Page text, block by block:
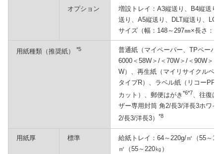
オプション
増設トレイ：A3縦送り、B4縦送り
送り、A5縦送り、DLT縦送り、LG
サイズ（幅：148～297㎜×長さ：
用紙種類（推奨紙） *5
普通紙（マイペーパー、TPペーパ
6000＜58W＞/＜70W＞/＜90W＞
W）、再生紙（マイリサイクルペ
タイプR）、ラベル紙（リコー
カット）、郵便はがき *6*7、往復は
ザー専用封筒 角2/長3/洋長3ホワイ
2/長3/洋長3）
*8
用紙厚 標準
給紙トレイ：64～220g/㎡（55～
㎡（55～220㎏）